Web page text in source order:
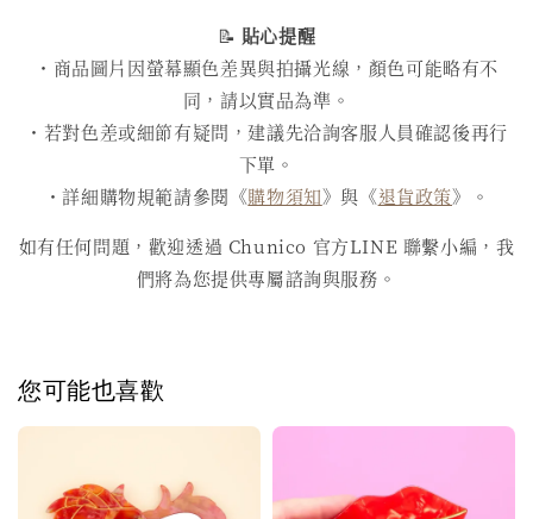
📝 貼心提醒
・商品圖片因螢幕顯色差異與拍攝光線，顏色可能略有不
同，請以實品為準。
・若對色差或細節有疑問，建議先洽詢客服人員確認後再行
下單。
・詳細購物規範請參閱《購物須知》與《退貨政策》。
如有任何問題，歡迎透過 Chunico 官方LINE 聯繫小編，我
們將為您提供專屬諮詢與服務。
您可能也喜歡